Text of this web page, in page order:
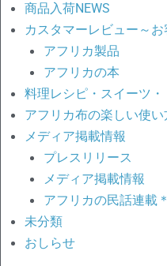
商品入荷NEWS
カスタマーレビュー～
アフリカ製品
アフリカの本
料理レシピ・スイーツ・
アフリカ布の楽しい使い
メディア掲載情報
プレスリリース
メディア掲載情報
アフリカの民話連載
未分類
おしらせ